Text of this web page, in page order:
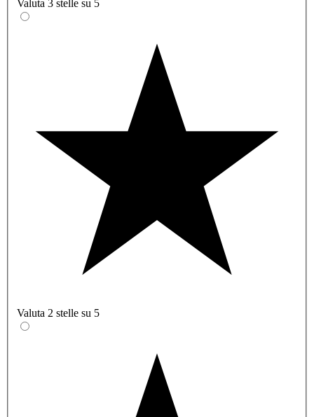
Valuta 3 stelle su 5
Valuta 2 stelle su 5